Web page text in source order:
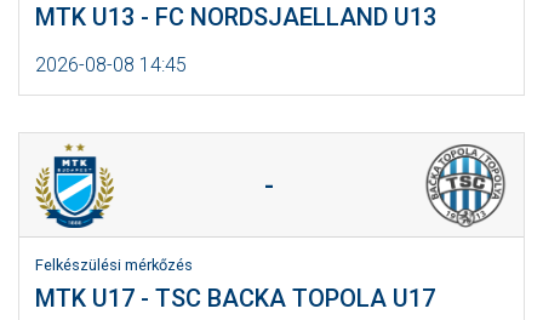
MTK U13 - FC NORDSJAELLAND U13
2026-08-08 14:45
-
Felkészülési mérkőzés
MTK U17 - TSC BACKA TOPOLA U17